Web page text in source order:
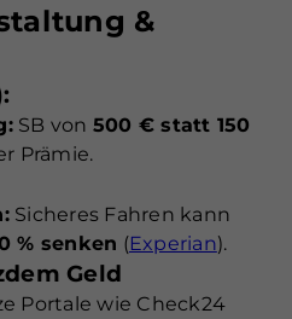
&
SB von 500 € statt 150
Prämie.
Sicheres Fahren kann
% senken (Experian).
Geld
Portale wie Check24